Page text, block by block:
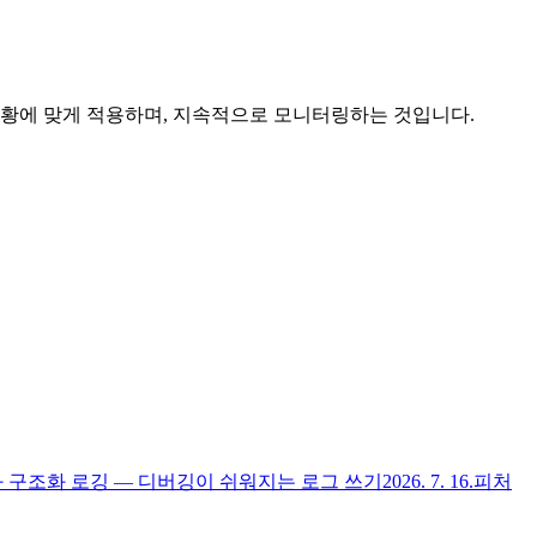
에 맞게 적용하며, 지속적으로 모니터링하는 것입니다.
구조화 로깅 — 디버깅이 쉬워지는 로그 쓰기 2026. 7. 16.피처